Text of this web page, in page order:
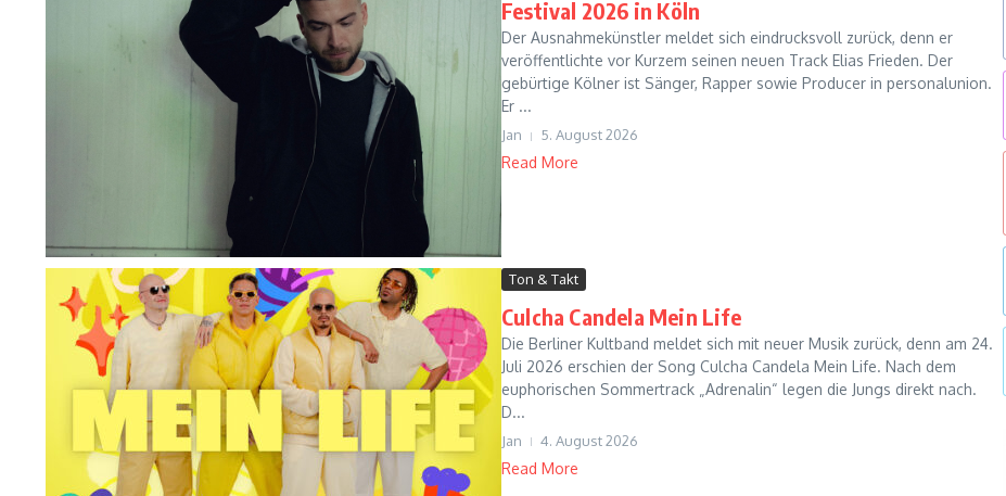
Festival 2026 in Köln
Der Ausnahmekünstler meldet sich eindrucksvoll zurück, denn er
veröffentlichte vor Kurzem seinen neuen Track Elias Frieden. Der
gebürtige Kölner ist Sänger, Rapper sowie Producer in personalunion.
Er ...
Jan 5. August 2026
Read More
Ton & Takt
Culcha Candela Mein Life
Die Berliner Kultband meldet sich mit neuer Musik zurück, denn am 24.
Juli 2026 erschien der Song Culcha Candela Mein Life. Nach dem
euphorischen Sommertrack „Adrenalin“ legen die Jungs direkt nach.
D...
Jan 4. August 2026
Read More